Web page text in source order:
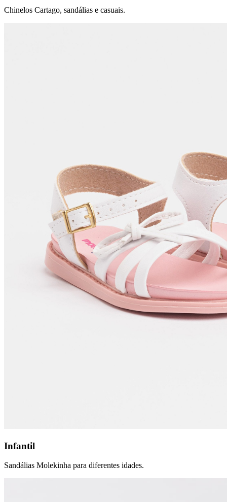
Chinelos Cartago, sandálias e casuais.
Infantil
Sandálias Molekinha para diferentes idades.